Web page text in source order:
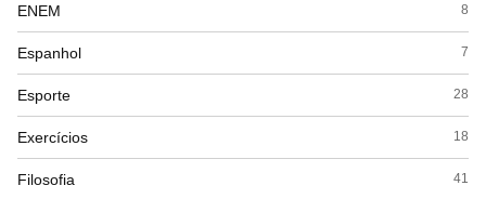
ENEM 8
Espanhol 7
Esporte 28
Exercícios 18
Filosofia 41